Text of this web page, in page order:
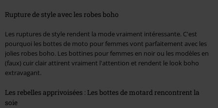
Rupture de style avec les robes boho
Les ruptures de style rendent la mode vraiment intéressante. C'est
pourquoi les bottes de moto pour femmes vont parfaitement avec les
jolies robes boho. Les bottines pour femmes en noir ou les modèles en
(faux) cuir clair attirent vraiment l'attention et rendent le look boho
extravagant.
Les rebelles apprivoisées : Les bottes de motard rencontrent la
soie